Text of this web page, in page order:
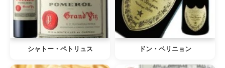
シャトー・ペトリュス ドン・ペリニョン